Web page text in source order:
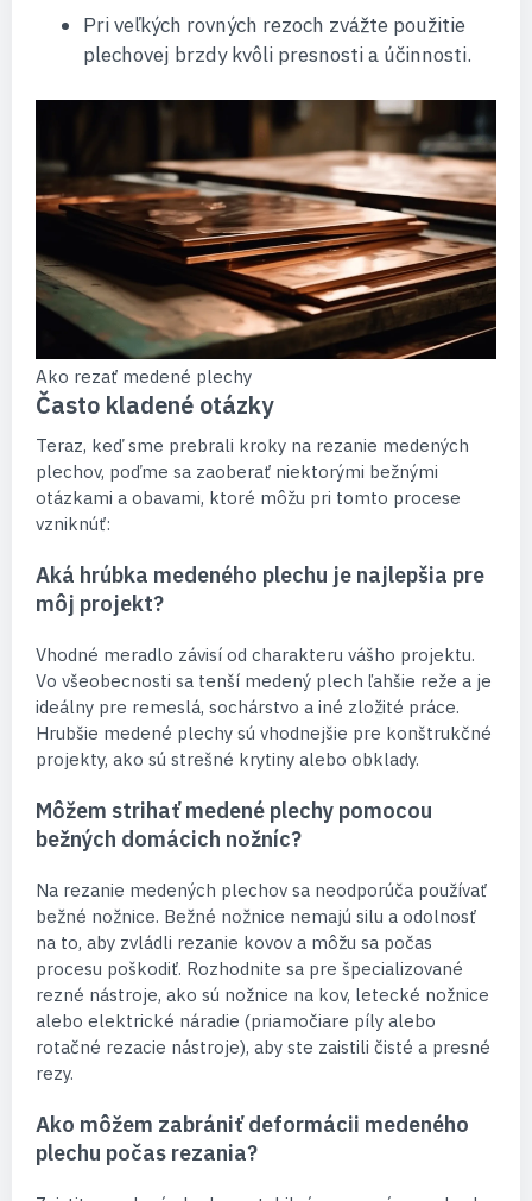
Pri veľkých rovných rezoch zvážte použitie
plechovej brzdy kvôli presnosti a účinnosti.
Ako rezať medené plechy
Často kladené otázky
Teraz, keď sme prebrali kroky na rezanie medených
plechov, poďme sa zaoberať niektorými bežnými
otázkami a obavami, ktoré môžu pri tomto procese
vzniknúť:
Aká hrúbka medeného plechu je najlepšia pre
môj projekt?
Vhodné meradlo závisí od charakteru vášho projektu.
Vo všeobecnosti sa tenší medený plech ľahšie reže a je
ideálny pre remeslá, sochárstvo a iné zložité práce.
Hrubšie medené plechy sú vhodnejšie pre konštrukčné
projekty, ako sú strešné krytiny alebo obklady.
Môžem strihať medené plechy pomocou
bežných domácich nožníc?
Na rezanie medených plechov sa neodporúča používať
bežné nožnice. Bežné nožnice nemajú silu a odolnosť
na to, aby zvládli rezanie kovov a môžu sa počas
procesu poškodiť. Rozhodnite sa pre špecializované
rezné nástroje, ako sú nožnice na kov, letecké nožnice
alebo elektrické náradie (priamočiare píly alebo
rotačné rezacie nástroje), aby ste zaistili čisté a presné
rezy.
Ako môžem zabrániť deformácii medeného
plechu počas rezania?